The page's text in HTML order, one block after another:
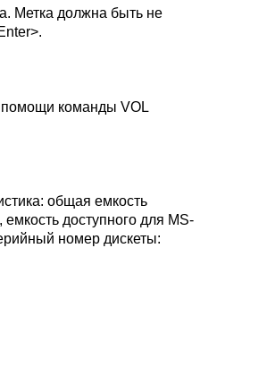
Метка должна быть не
помощи команды VOL
общая емкость
доступного для MS-
номер дискеты: